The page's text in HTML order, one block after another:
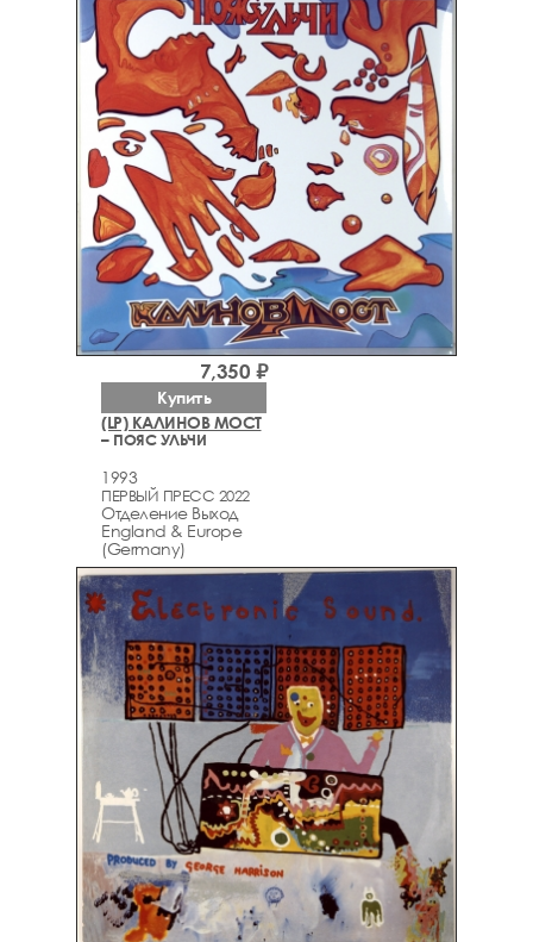
(LP) КАЛИНОВ МОСТ
– ПОЯС УЛЬЧИ
1993
ПЕРВЫЙ ПРЕСС 2022
Отделение Выход
England & Europe
(Germany)
7,350 ₽
Купить